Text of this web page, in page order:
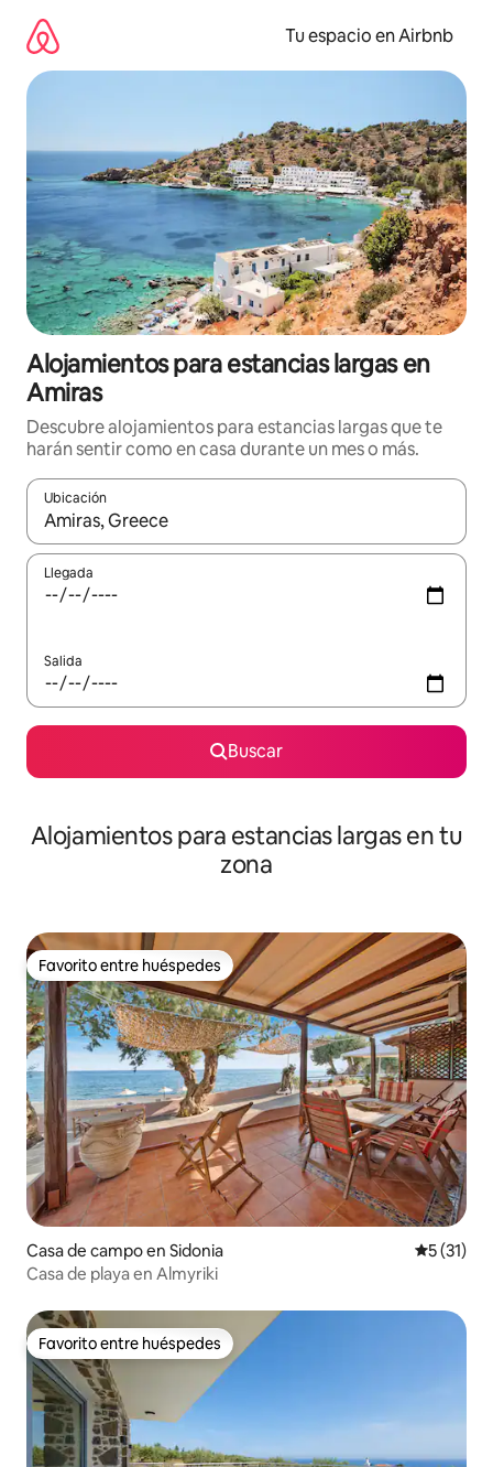
contenido
Tu espacio en Airbnb
Alojamientos para estancias largas en
Amiras
Descubre alojamientos para estancias largas que te
harán sentir como en casa durante un mes o más.
Ubicación
Cuando los resultados estén disponibles, podrás navegar
Llegada
Salida
Buscar
Alojamientos para estancias largas en tu
zona
Favorito entre huéspedes
Favorito entre huéspedes
Casa de campo en Sidonia
5 (31)
Casa de playa en Almyriki
Favorito entre huéspedes
Favorito entre huéspedes